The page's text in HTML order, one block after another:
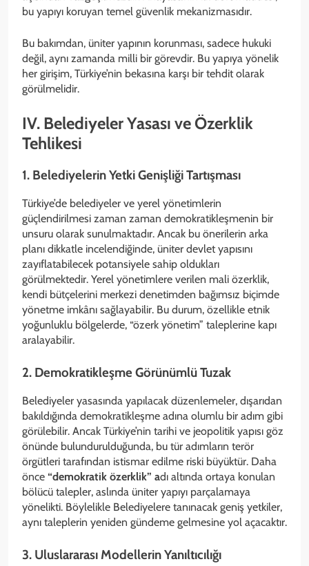
bu yapıyı koruyan temel güvenlik mekanizmasıdır.
Bu bakımdan, üniter yapının korunması, sadece hukuki
değil, aynı zamanda milli bir görevdir. Bu yapıya yönelik
her girişim, Türkiye’nin bekasına karşı bir tehdit olarak
görülmelidir.
IV. Belediyeler Yasası ve Özerklik
Tehlikesi
1. Belediyelerin Yetki Genişliği Tartışması
Türkiye’de belediyeler ve yerel yönetimlerin
güçlendirilmesi zaman zaman demokratikleşmenin bir
unsuru olarak sunulmaktadır. Ancak bu önerilerin arka
planı dikkatle incelendiğinde, üniter devlet yapısını
zayıflatabilecek potansiyele sahip oldukları
görülmektedir. Yerel yönetimlere verilen mali özerklik,
kendi bütçelerini merkezi denetimden bağımsız biçimde
yönetme imkânı sağlayabilir. Bu durum, özellikle etnik
yoğunluklu bölgelerde, “özerk yönetim” taleplerine kapı
aralayabilir.
2. Demokratikleşme Görünümlü Tuzak
Belediyeler yasasında yapılacak düzenlemeler, dışarıdan
bakıldığında demokratikleşme adına olumlu bir adım gibi
görülebilir. Ancak Türkiye’nin tarihi ve jeopolitik yapısı göz
önünde bulundurulduğunda, bu tür adımların terör
örgütleri tarafından istismar edilme riski büyüktür. Daha
önce “demokratik özerklik” adı altında ortaya konulan
bölücü talepler, aslında üniter yapıyı parçalamaya
yönelikti. Böylelikle Belediyelere tanınacak geniş yetkiler,
aynı taleplerin yeniden gündeme gelmesine yol açacaktır.
3. Uluslararası Modellerin Yanıltıcılığı